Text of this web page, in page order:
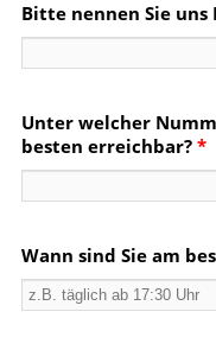
Bitte nennen Sie uns
Unter welcher
besten erreichbar? *
Wann sind Sie am